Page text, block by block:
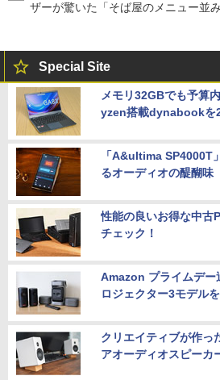
ザーが驚いた「そば屋のメニュー並み
Special Site
メモリ32GBでも予算
yzen搭載dynabookを
「A&ultima SP4000T
るオーディオの醍醐味
性能の良いお得な中古
チェック！
Amazon プライムデ
ロジェクター3モデル
クリエイティブが作っ
アオーディオスピーカ